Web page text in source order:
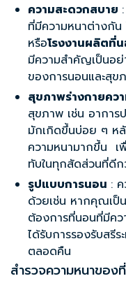
ความสะดวกสบาย
ที่มีความหนาต่างกั
หรือโรงงานผลิตที่
มีความสำคัญเป็นอ
ของการนอนและสุข
สุขภาพร่างกายคว
สุขภาพ เช่น อากา
มักเกิดขึ้นบ่อย ๆ ห
ความหนามากขึ้น เ
ทับในทุกสัดส่วนที่ดี
รูปแบบการนอน :
ด้วยเช่น หากคุณเป็
ต้องการที่นอนที่มีค
ได้รับการรองรับสรี
ตลอดคืน
สำรวจความหนาของ